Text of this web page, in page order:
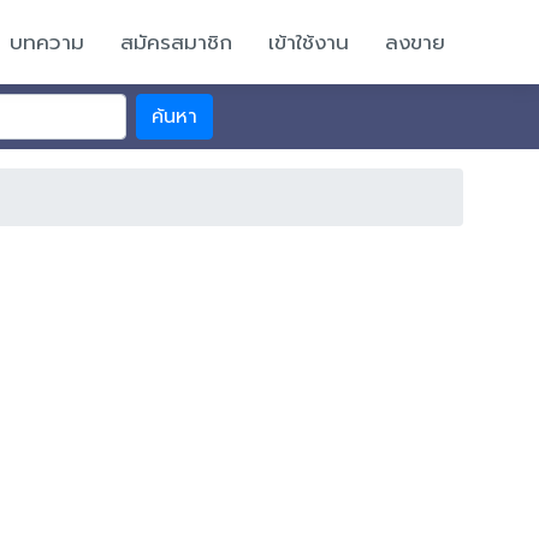
บทความ สมัครสมาชิก เข้าใช้งาน ลงขาย
ค้นหา